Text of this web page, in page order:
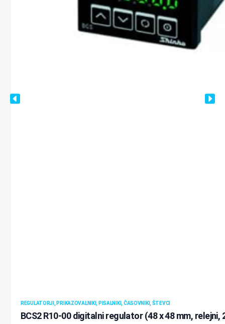
REGULATORJI, PRIKAZOVALNIKI, PISALNIKI, ČASOVNIKI, ŠTEVCI
BCS2 R10-00 digitalni regulator (48 x 48 mm, relejni,